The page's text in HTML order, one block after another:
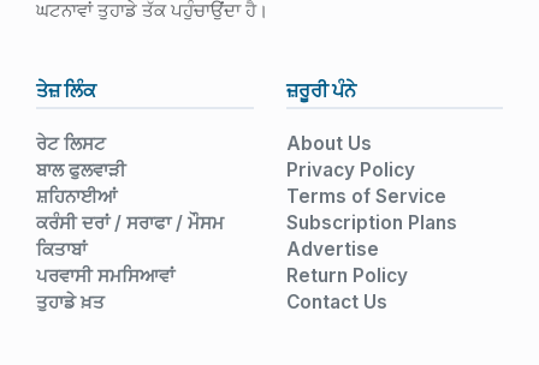
ਘਟਨਾਵਾਂ ਤੁਹਾਡੇ ਤੱਕ ਪਹੁੰਚਾਉਂਦਾ ਹੈ।
ਤੇਜ਼ ਲਿੰਕ
ਰੇਟ ਲਿਸਟ
ਬਾਲ ਫੁਲਵਾੜੀ
ਸ਼ਹਿਨਾਈਆਂ
ਕਰੰਸੀ ਦਰਾਂ / ਸਰਾਫਾ / ਮੌਸਮ
ਕਿਤਾਬਾਂ
ਪਰਵਾਸੀ ਸਮਸਿਆਵਾਂ
ਤੁਹਾਡੇ ਖ਼ਤ
ਜ਼ਰੂਰੀ ਪੰਨੇ
About Us
Privacy Policy
Terms of Service
Subscription Plans
Advertise
Return Policy
Contact Us